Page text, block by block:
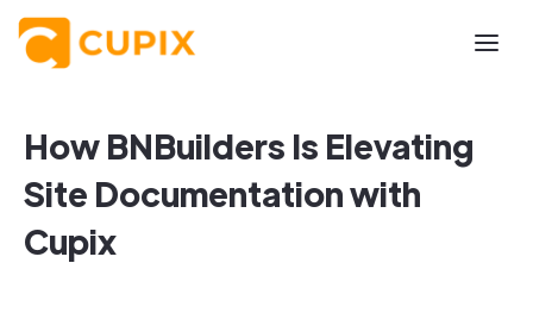
How BNBuilders Is Elevating
Site Documentation with
Cupix